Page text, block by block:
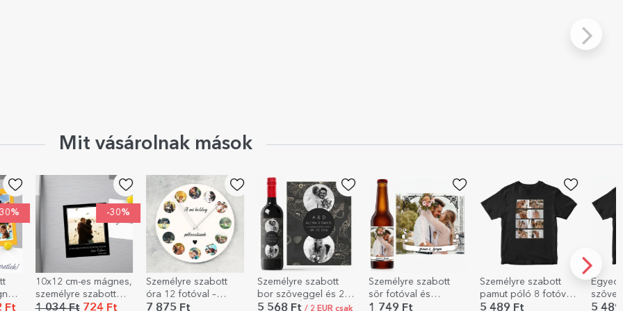
Mit vásárolnak mások
Személyre szabott
óra 12 fotóval –
Pillanataink
7 875 Ft
Személyre szabott
bor szöveggel és 2
fotóval - Évforduló
5 568 Ft
Személyre szabott
sör fotóval és
szöveggel
1 749 Ft
Személyre szabott
pamut póló 8 fotóval
és szöveggel - LOVE
5 489 Ft
Egyedi pamut póló
szöveggel - Azt
csinálok, amit akarok
5 489 Ft 7